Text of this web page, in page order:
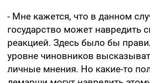
- Мне кажется, что в данном
государство может навредить
реакцией. Здесь было бы
уровне чиновников
личные мнения. Но какие-то